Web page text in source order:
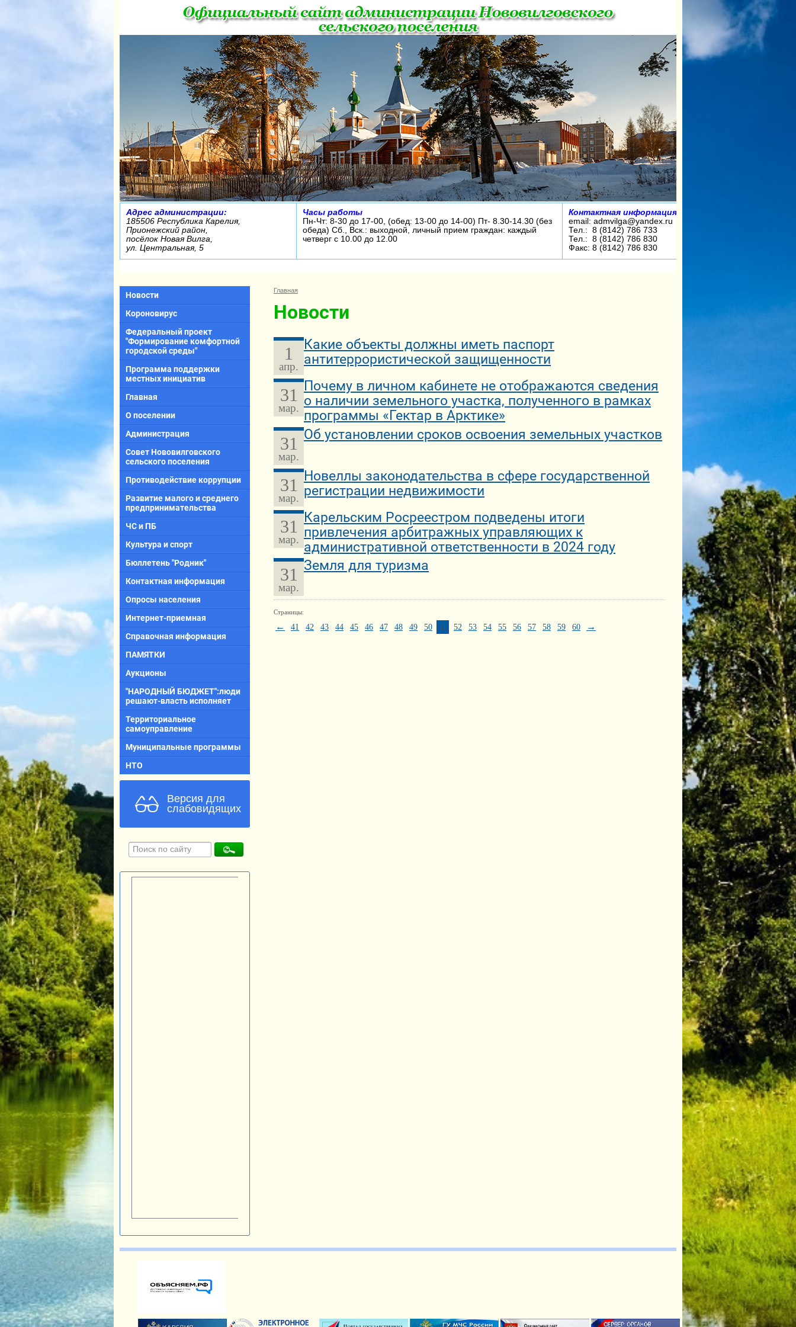
Адрес администрации:
185506 Республика Карелия,
Прионежский район,
посёлок Новая Вилга,
ул. Центральная, 5
Часы работы
Пн-Чт: 8-30 до 17-00, (обед: 13-00 до 14-00) Пт- 8.30-14.30 (без
обеда) Сб., Вск.: выходной, личный прием граждан: каждый
четверг с 10.00 до 12.00
Контактная информация:
email: admvilga@yandex.ru
Тел.: 8 (8142) 786 733
Тел.: 8 (8142) 786 830
Факс: 8 (8142) 786 830
Новости
Короновирус
Федеральный проект
"Формирование комфортной
городской среды"
Программа поддержки
местных инициатив
Главная
О поселении
Администрация
Совет Нововилговского
сельского поселения
Противодействие коррупции
Развитие малого и среднего
предпринимательства
ЧС и ПБ
Культура и спорт
Бюллетень "Родник"
Контактная информация
Опросы населения
Интернет-приемная
Справочная информация
ПАМЯТКИ
Аукционы
"НАРОДНЫЙ БЮДЖЕТ":люди
решают-власть исполняет
Территориальное
самоуправление
Муниципальные программы
НТО
Версия для
слабовидящих
Главная
Новости
1
апр.
Какие объекты должны иметь паспорт
антитеррористической защищенности
31
мар.
Почему в личном кабинете не отображаются сведения
о наличии земельного участка, полученного в рамках
программы «Гектар в Арктике»
31
мар.
Об установлении сроков освоения земельных участков
31
мар.
Новеллы законодательства в сфере государственной
регистрации недвижимости
31
мар.
Карельским Росреестром подведены итоги
привлечения арбитражных управляющих к
административной ответственности в 2024 году
31
мар.
Земля для туризма
Страницы:
← 41 42 43 44 45 46 47 48 49 50 51 52 53 54 55 56 57 58 59 60 →